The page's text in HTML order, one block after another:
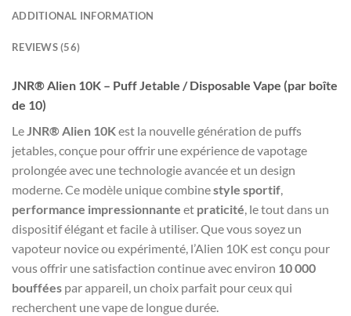
ADDITIONAL INFORMATION
REVIEWS (56)
JNR® Alien 10K – Puff Jetable / Disposable Vape (par boîte
de 10)
LeJNR® Alien 10Kest la nouvelle génération de puffs
jetables, conçue pour offrir une expérience de vapotage
prolongée avec une technologie avancée et un design
moderne. Ce modèle unique combinestyle sportif,
performance impressionnante et praticité, le tout dans un
dispositif élégant et facile à utiliser. Que vous soyez un
vapoteur novice ou expérimenté, l’Alien 10K est conçu pour
vous offrir une satisfaction continue avec environ 10 000
bouffées par appareil, un choix parfait pour ceux qui
recherchent une vape de longue durée.